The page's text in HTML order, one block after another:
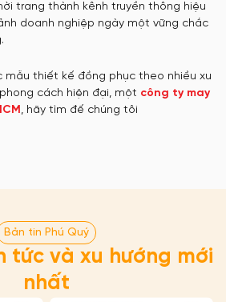
trang thành kênh truyền thông hiệu
doanh nghiệp ngày một vững chắc
mẫu thiết kế đồng phục theo nhiều xu
cách hiện đại, một công ty may
, hãy tìm đế chúng tôi
Bản tin Phú Quý
tức và xu hướng mới
nhất